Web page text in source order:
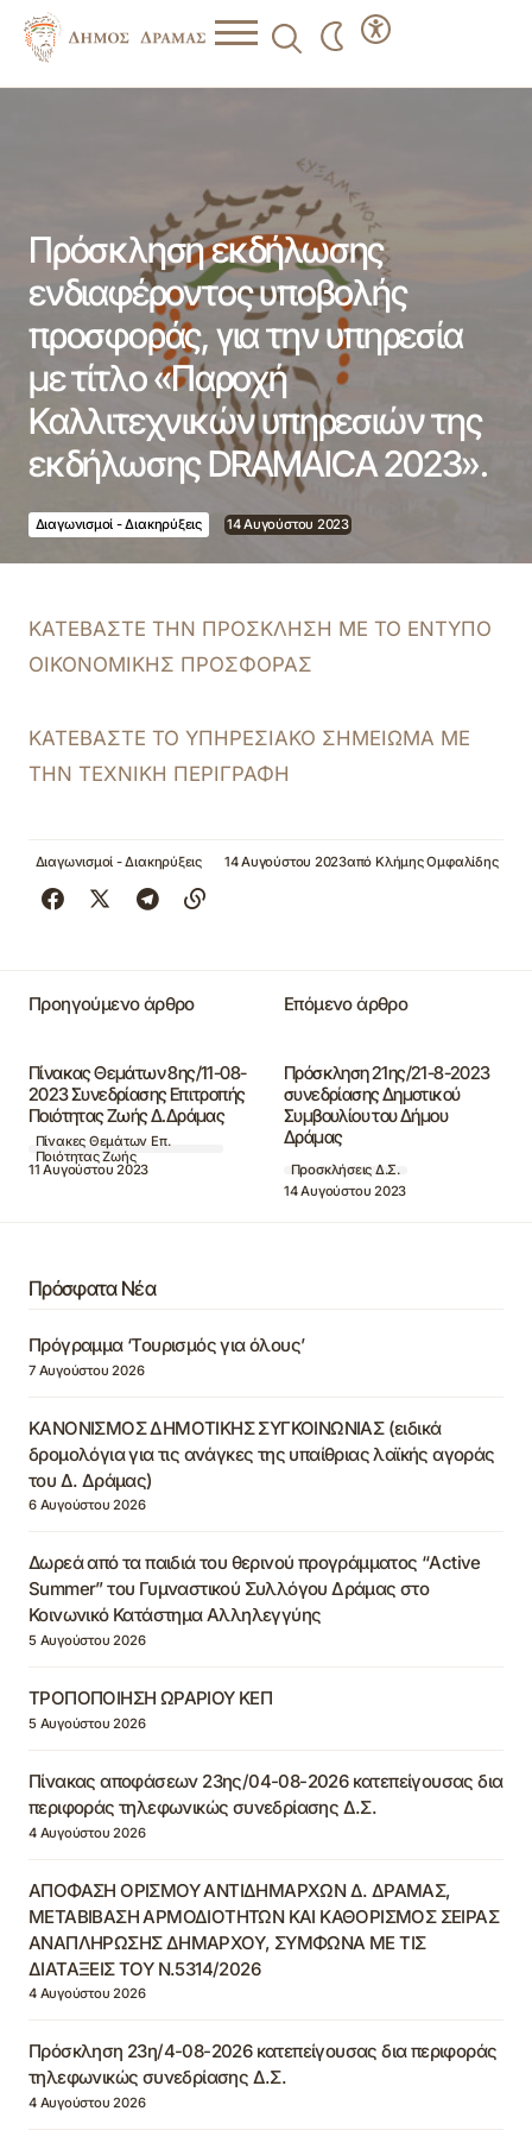
Πρόσκληση εκδήλωσης
ενδιαφέροντος υποβολής
προσφοράς, για την υπηρεσία
με τίτλο «Παροχή
Καλλιτεχνικών υπηρεσιών της
εκδήλωσης DRAMAICA 2023».
Διαγωνισμοί - Διακηρύξεις 14 Αυγούστου 2023
ΚΑΤΕΒΑΣΤΕ ΤΗΝ ΠΡΟΣΚΛΗΣΗ ΜΕ ΤΟ ΕΝΤΥΠΟ
ΟΙΚΟΝΟΜΙΚΗΣ ΠΡΟΣΦΟΡΑΣ
ΚΑΤΕΒΑΣΤΕ ΤΟ ΥΠΗΡΕΣΙΑΚΟ ΣΗΜΕΙΩΜΑ ΜΕ
ΤΗΝ ΤΕΧΝΙΚΗ ΠΕΡΙΓΡΑΦΗ
Διαγωνισμοί - Διακηρύξεις 14 Αυγούστου 2023από Κλήμης Ομφαλίδης
Προηγούμενο άρθρο
Πίνακας Θεμάτων 8ης/11-08-
2023 Συνεδρίασης Επιτροπής
Ποιότητας Ζωής Δ.Δράμας
Πίνακες Θεμάτων Επ.
Ποιότητας Ζωής
11 Αυγούστου 2023
Επόμενο άρθρο
Πρόσκληση 21ης/21-8-2023
συνεδρίασης Δημοτικού
Συμβουλίου του Δήμου
Δράμας
Προσκλήσεις Δ.Σ.
14 Αυγούστου 2023
Πρόσφατα Νέα
Πρόγραμμα ‘Τουρισμός για όλους’
7 Αυγούστου 2026
ΚΑΝΟΝΙΣΜΟΣ ΔΗΜΟΤΙΚΗΣ ΣΥΓΚΟΙΝΩΝΙΑΣ (ειδικά
δρομολόγια για τις ανάγκες της υπαίθριας λαϊκής αγοράς
του Δ. Δράμας)
6 Αυγούστου 2026
Δωρεά από τα παιδιά του θερινού προγράμματος “Active
Summer” του Γυμναστικού Συλλόγου Δράμας στο
Κοινωνικό Κατάστημα Αλληλεγγύης
5 Αυγούστου 2026
ΤΡΟΠΟΠΟΙΗΣΗ ΩΡΑΡΙΟΥ ΚΕΠ
5 Αυγούστου 2026
Πίνακας αποφάσεων 23ης/04-08-2026 κατεπείγουσας δια
περιφοράς τηλεφωνικώς συνεδρίασης Δ.Σ.
4 Αυγούστου 2026
ΑΠΟΦΑΣΗ ΟΡΙΣΜΟΥ ΑΝΤΙΔΗΜΑΡΧΩΝ Δ. ΔΡΑΜΑΣ,
ΜΕΤΑΒΙΒΑΣΗ ΑΡΜΟΔΙΟΤΗΤΩΝ ΚΑΙ ΚΑΘΟΡΙΣΜΟΣ ΣΕΙΡΑΣ
ΑΝΑΠΛΗΡΩΣΗΣ ΔΗΜΑΡΧΟΥ, ΣΥΜΦΩΝΑ ΜΕ ΤΙΣ
ΔΙΑΤΑΞΕΙΣ ΤΟΥ Ν.5314/2026
4 Αυγούστου 2026
Πρόσκληση 23η/4-08-2026 κατεπείγουσας δια περιφοράς
τηλεφωνικώς συνεδρίασης Δ.Σ.
4 Αυγούστου 2026